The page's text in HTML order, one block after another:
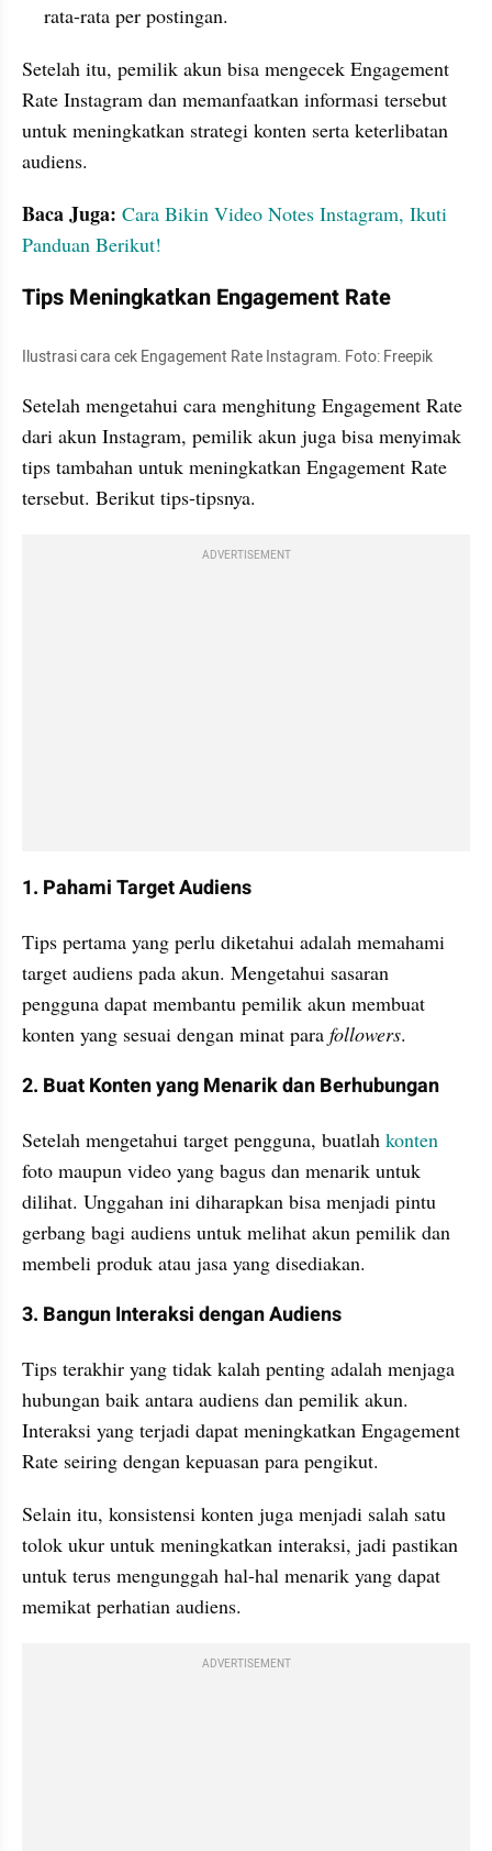
rata-rata per postingan.
Setelah itu, pemilik akun bisa mengecek Engagement
Rate Instagram dan memanfaatkan informasi tersebut
untuk meningkatkan strategi konten serta keterlibatan
audiens.
Baca Juga: Cara Bikin Video Notes Instagram, Ikuti
Panduan Berikut!
Tips Meningkatkan Engagement Rate
Ilustrasi cara cek Engagement Rate Instagram. Foto: Freepik
Setelah mengetahui cara menghitung Engagement Rate
dari akun Instagram, pemilik akun juga bisa menyimak
tips tambahan untuk meningkatkan Engagement Rate
tersebut. Berikut tips-tipsnya.
ADVERTISEMENT
1. Pahami Target Audiens
Tips pertama yang perlu diketahui adalah memahami
target audiens pada akun. Mengetahui sasaran
pengguna dapat membantu pemilik akun membuat
konten yang sesuai dengan minat para followers.
2. Buat Konten yang Menarik dan Berhubungan
Setelah mengetahui target pengguna, buatlah konten
foto maupun video yang bagus dan menarik untuk
dilihat. Unggahan ini diharapkan bisa menjadi pintu
gerbang bagi audiens untuk melihat akun pemilik dan
membeli produk atau jasa yang disediakan.
3. Bangun Interaksi dengan Audiens
Tips terakhir yang tidak kalah penting adalah menjaga
hubungan baik antara audiens dan pemilik akun.
Interaksi yang terjadi dapat meningkatkan Engagement
Rate seiring dengan kepuasan para pengikut.
Selain itu, konsistensi konten juga menjadi salah satu
tolok ukur untuk meningkatkan interaksi, jadi pastikan
untuk terus mengunggah hal-hal menarik yang dapat
memikat perhatian audiens.
ADVERTISEMENT